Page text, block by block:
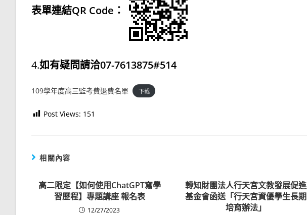
表單連結QR Code：
4.如有疑問請洽07-7613875#514
109學年度高三監考費退費名單 下載
Post Views: 151
相關內容
高二限定【如何使用ChatGPT寫學
習歷程】專題講座 報名表
12/27/2023
轉知財團法人行天宮文教發展促進
基金會函送「行天宮資優學生長期
培育辦法」